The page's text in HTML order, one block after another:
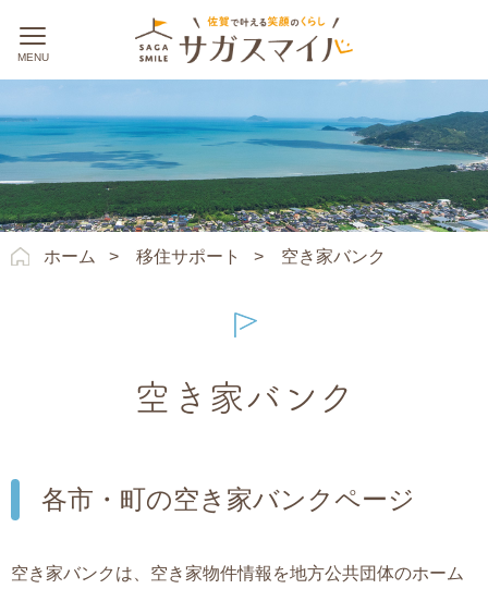
ホーム > 移住サポート > 空き家バンク
空き家バンク
各市・町の空き家バンクページ
空き家バンクは、空き家物件情報を地方公共団体のホーム